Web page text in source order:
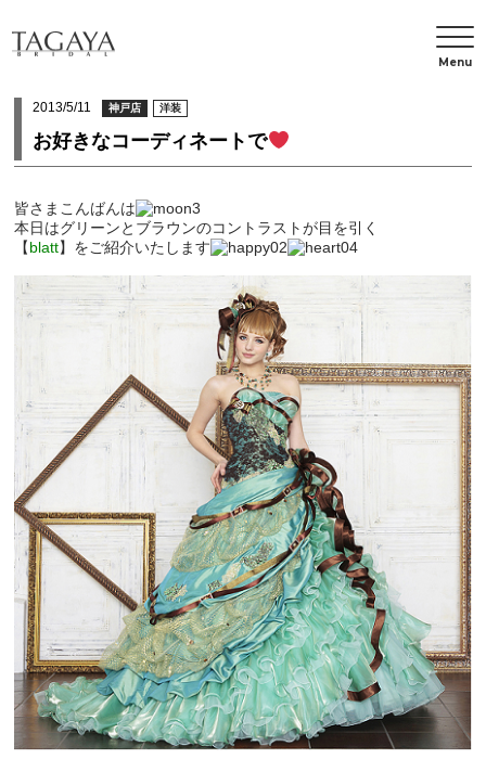
Menu
2013/5/11 神戸店 洋装
お好きなコーディネートで
皆さまこんばんは
本日はグリーンとブラウンのコントラストが目を引く
【blatt】 をご紹介いたします